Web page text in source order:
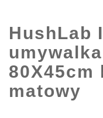
HushLab
matowy